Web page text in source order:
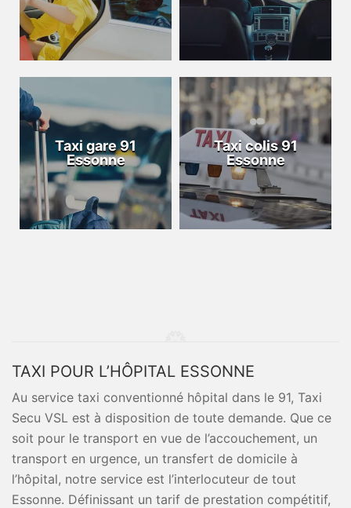
Taxi gare 91
Essonne
Taxi colis 91
Essonne
TAXI POUR L’HÔPITAL ESSONNE
Au service taxi conventionné hôpital dans le 91, Taxi
Secu VSL est à disposition de toute demande. Que ce
soit pour le transport en vue de l’accouchement, un
transport en urgence, un transfert de domicile à
l’hôpital, notre service est l’interlocuteur de tout
Essonne. Définissant un tarif de prestation compétitif,